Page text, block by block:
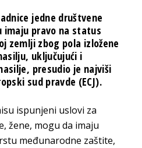
jedne društvene
imaju pravo na status
zemlji zbog pola izložene
uključujući i
presudio je najviši
sud pravde (ECJ).
ispunjeni uslovi za
žene, mogu da imaju
međunarodne zaštite,